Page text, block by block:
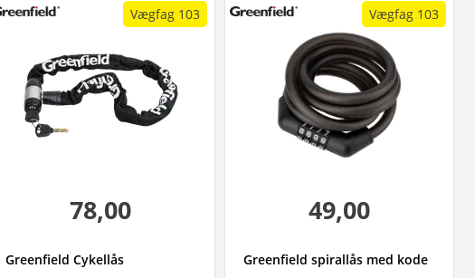
Vægfag 103
78,00
Greenfield Cykellås
Vægfag 103
49,00
Greenfield spirallås med kode